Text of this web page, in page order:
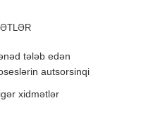
tələb edən
autsorsinqi
xidmətlər